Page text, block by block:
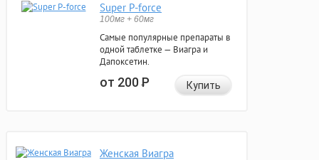
Super P-force
100мг + 60мг
Самые популярные препараты в
одной таблетке — Виагра и
Дапоксетин.
от 200Р Купить
Женская Виагра